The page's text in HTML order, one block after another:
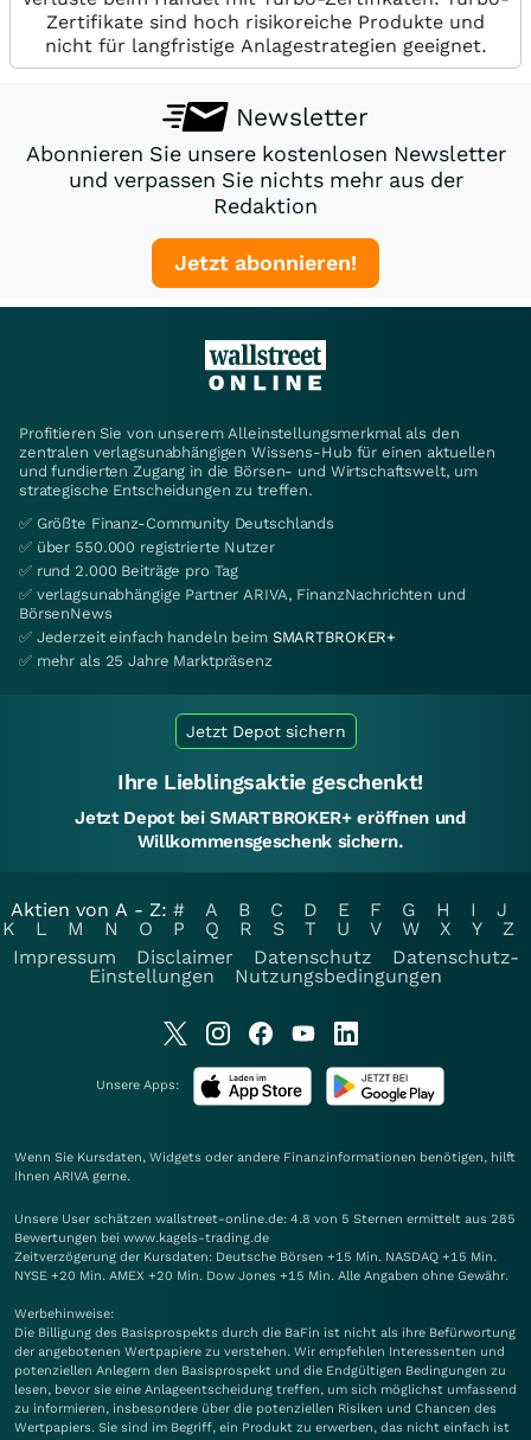
Zertifikate sind hoch risikoreiche Produkte und
nicht für langfristige Anlagestrategien geeignet.
Newsletter
Abonnieren Sie unsere kostenlosen Newsletter
und verpassen Sie nichts mehr aus der
Redaktion
Jetzt abonnieren!
Profitieren Sie von unserem Alleinstellungsmerkmal als den
zentralen verlagsunabhängigen Wissens-Hub für einen aktuellen
und fundierten Zugang in die Börsen- und Wirtschaftswelt, um
strategische Entscheidungen zu treffen.
✅ Größte Finanz-Community Deutschlands
✅ über 550.000 registrierte Nutzer
✅ rund 2.000 Beiträge pro Tag
✅ verlagsunabhängige Partner ARIVA, FinanzNachrichten und
BörsenNews
✅ Jederzeit einfach handeln beim SMARTBROKER+
✅ mehr als 25 Jahre Marktpräsenz
Jetzt Depot sichern
Ihre Lieblingsaktie geschenkt!
Jetzt Depot bei SMARTBROKER+ eröffnen und
Willkommensgeschenk sichern.
Aktien von A - Z: # A B C D E F G H I
J
K
L M N O P Q R S T U V W X Y
Z
Impressum
Disclaimer Datenschutz
Datenschutz-
Einstellungen
Nutzungsbedingungen
Unsere Apps:
Wenn Sie Kursdaten, Widgets oder andere Finanzinformationen benötigen, hilft
Ihnen ARIVA gerne.
Unsere User schätzen wallstreet-online.de: 4.8 von 5 Sternen ermittelt aus 285
Bewertungen bei www.kagels-trading.de
Zeitverzögerung der Kursdaten: Deutsche Börsen +15 Min. NASDAQ +15 Min.
NYSE +20 Min. AMEX +20 Min. Dow Jones +15 Min. Alle Angaben ohne Gewähr.
Werbehinweise:
Die Billigung des Basisprospekts durch die BaFin ist nicht als ihre Befürwortung
der angebotenen Wertpapiere zu verstehen. Wir empfehlen Interessenten und
potenziellen Anlegern den Basisprospekt und die Endgültigen Bedingungen zu
lesen, bevor sie eine Anlageentscheidung treffen, um sich möglichst umfassend
zu informieren, insbesondere über die potenziellen Risiken und Chancen des
Wertpapiers. Sie sind im Begriff, ein Produkt zu erwerben, das nicht einfach ist